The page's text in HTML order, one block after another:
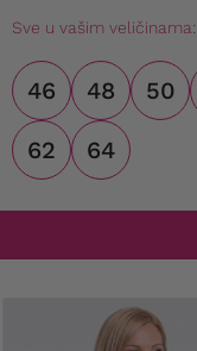
Sve u vašim veličinama:
46 48 50
62 64